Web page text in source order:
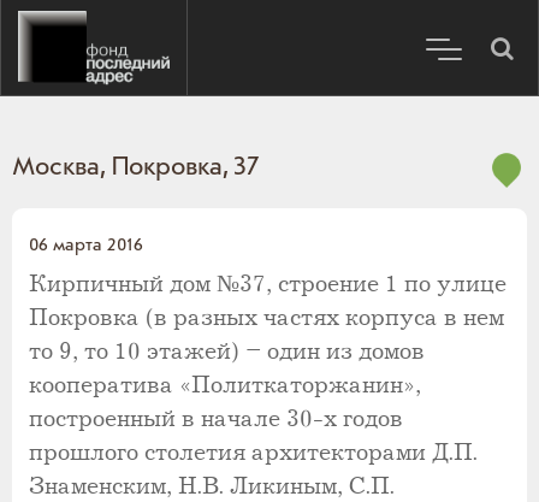
Москва, Покровка, 37
06 марта 2016
Кирпичный дом №37, строение 1 по улице
Покровка (в разных частях корпуса в нем
то 9, то 10 этажей) – один из домов
кооператива «Политкаторжанин»,
построенный в начале 30-х годов
прошлого столетия архитекторами Д.П.
Знаменским, Н.В. Ликиным, С.П.